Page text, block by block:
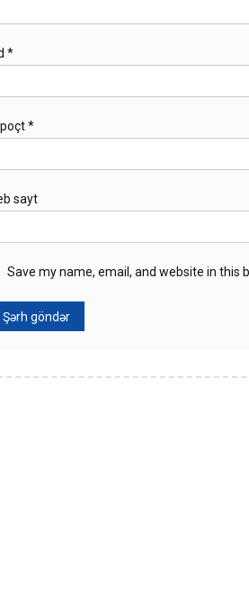
*
*
sayt
Save my name, email, and website in this